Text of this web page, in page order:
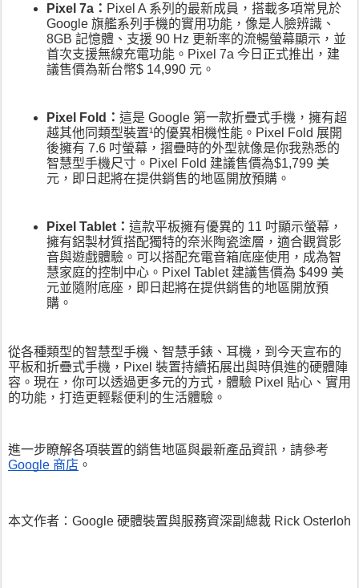
Pixel 7a： Pixel A 系列的最新成員，搭載多項常見於
Google 旗艦系列手機的實用功能，像是人臉辨識、
8GB 記憶體、支援 90 Hz 更新率的流暢螢幕顯示，並
首次支援無線充電功能。Pixel 7a 今日正式推出，建
議售價為新台幣$ 14,990 元。
Pixel Fold： 這是 Google 第一款折疊式手機，擁有超
越其他同類型裝置¹的優異相機性能。Pixel Fold 展開
後擁有 7.6 吋螢幕，摺疊時的外型就像是你我熟悉的
智慧型手機尺寸。Pixel Fold 建議售價為$1,799 美
元，即日起將在提供銷售的地區開放預購。
Pixel Tablet： 這款平板擁有優異的 11 吋顯示螢幕，
擁有鋁製材質搭配獨特的奈米陶瓷塗層，適合觀賞影
音與遊戲體驗。可以搭配充電音箱底座使用，成為智
慧家庭的控制中心。Pixel Tablet 建議售價為 $499 美
元並隨附底座，即日起將在提供銷售的地區開放預
購。
從各種類型的智慧型手機、智慧手錶、耳機，到今天宣布的
平板和折疊式手機，Pixel 裝置持續拓展出與時俱進的硬體陣
容。現在，你可以透過更多元的方式，體驗 Pixel 貼心、實用
的功能，打造更輕鬆便利的生活體驗。
Google 商店 。
本文作者：Google 硬體裝置與服務資深副總裁 Rick Osterloh